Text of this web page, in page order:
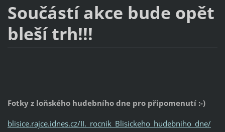
Součástí akce bude opět
bleší trh!!!
Fotky z loňského hudebního dne pro připomenutí :-)
blisice.rajce.idnes.cz/II._rocnik_Blisickeho_hudebniho_dne/